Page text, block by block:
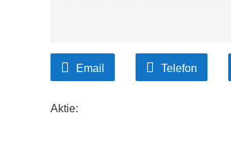
Email Telefon
Aktie: